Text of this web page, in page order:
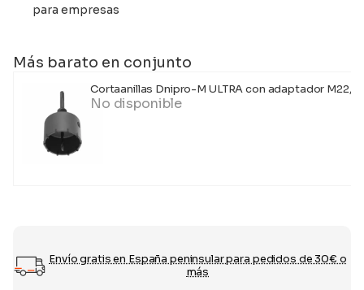
para empresas
Más barato en conjunto
Cortaanillas Dnipro-M ULTRA con adaptador M22,
No disponible
Envío gratis en España peninsular para pedidos de 30€ o
más